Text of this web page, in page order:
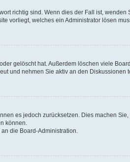
richtig sind. Wenn dies der Fall ist,
vorliegt, welches ein Administrator lösen
gelöscht hat. Außerdem löschen viele
und nehmen Sie aktiv an den Diskussionen
es jedoch zurücksetzen. Dies machen
können.
die Board-Administration.